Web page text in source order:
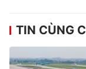
TIN CÙNG